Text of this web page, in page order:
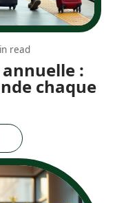
:
chaque
read